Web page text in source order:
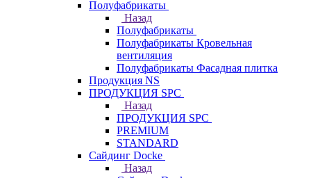
Полуфабрикаты
Назад
Полуфабрикаты
Полуфабрикаты Кровельная
вентиляция
Полуфабрикаты Фасадная плитка
Продукция NS
ПРОДУКЦИЯ SPC
Назад
ПРОДУКЦИЯ SPC
PREMIUM
STANDARD
Сайдинг Docke
Назад